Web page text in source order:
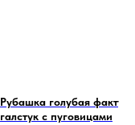
Рубашка голубая
галстук с пуговицами